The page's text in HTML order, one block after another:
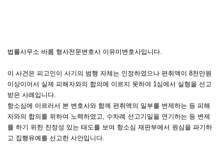
법률사무소 바름 형사전문변호사 이유미변호사입니다.
이 사건은 피고인이 사기의 범행 자체는 인정하였으나 편취액이 8천만원
이상이어서 실제 피해자와의 합의에 이르지 못하여 1심에서 실형을 선고
받은 사례입니다.
항소심에 이르러서 본 변호사와 함께 편취액의 일부를 변제하는 등 피해
자와의 합의를 위하여 노력하였고, 수차례 선고기일을 연기하는 등 변제
를 하기 위한 진정성 있는 태도를 보여 항소심 재판부에서 원심을 파기하
고 집행유예를 선고한 사안입니다.